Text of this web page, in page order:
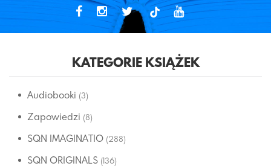
tiktok
KATEGORIE KSIĄŻEK
Audiobooki (3)
Zapowiedzi (8)
SQN IMAGINATIO (288)
SQN ORIGINALS (136)